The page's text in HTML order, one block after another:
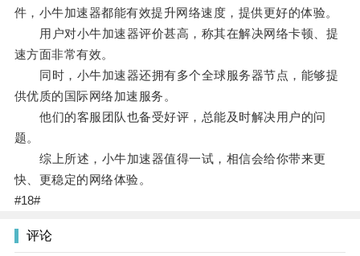
件，小牛加速器都能有效提升网络速度，提供更好的体验。
用户对小牛加速器评价甚高，称其在解决网络卡顿、提
速方面非常有效。
同时，小牛加速器还拥有多个全球服务器节点，能够提
供优质的国际网络加速服务。
他们的客服团队也备受好评，总能及时解决用户的问
题。
综上所述，小牛加速器值得一试，相信会给你带来更
快、更稳定的网络体验。
#18#
评论